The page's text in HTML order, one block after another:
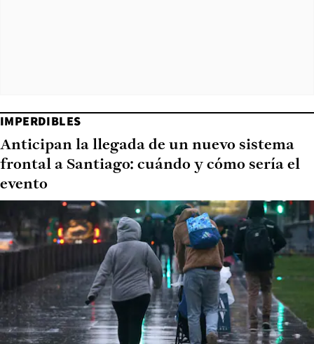
IMPERDIBLES
Anticipan la llegada de un nuevo sistema
frontal a Santiago: cuándo y cómo sería el
evento